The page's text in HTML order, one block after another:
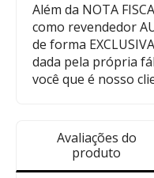
Além da NOTA
como revendedor
de forma
dada pela própria
você que é nosso
Avaliações do
produto